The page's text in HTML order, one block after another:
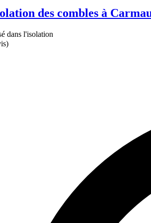
des combles à
dans l'isolation